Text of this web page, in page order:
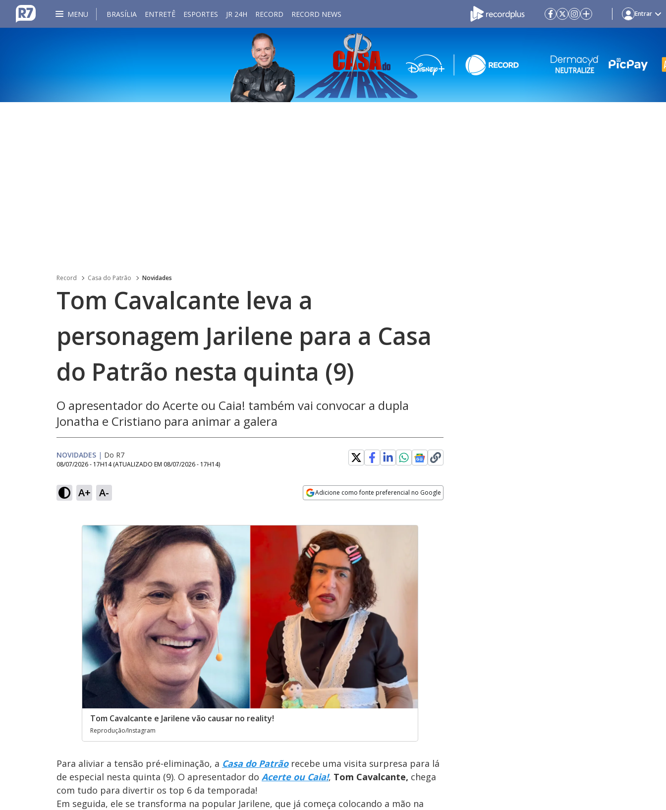
MENU BRASÍLIA ENTRETÊ ESPORTES JR 24H RECORD RECORD NEWS Entrar
Record Casa do Patrão Novidades
Tom Cavalcante leva a
personagem Jarilene para a Casa
do Patrão nesta quinta (9)
O apresentador do Acerte ou Caia! também vai convocar a dupla
Jonatha e Cristiano para animar a galera
NOVIDADES | Do R7
08/07/2026 - 17H14 (ATUALIZADO EM 08/07/2026 - 17H14)
A+ A- Adicione como fonte preferencial no Google
Tom Cavalcante e Jarilene vão causar no reality!
Reprodução/Instagram
Para aliviar a tensão pré-eliminação, a Casa do Patrãorecebe uma visita surpresa para lá
de especial nesta quinta (9). O apresentador do Acerte ou Caia!, Tom Cavalcante, chega
com tudo para divertir os top 6 da temporada!
Em seguida, ele se transforma na popular Jarilene, que já começa colocando a mão na